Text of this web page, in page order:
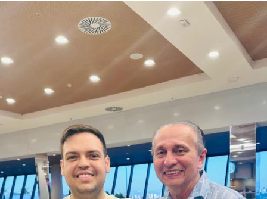
Mãe Su de Nanã (SP)
Renato Fonseca (PE)
Wesley Mendes (BA)
Mãe Bernadete de Oxóssi (BA)
Ariane Magalhães (RJ)
O PSOL afirma ser a favor da liberdade religiosa e
combate o racismo religioso. Segundo a sigla, entre seus
filiados, há pessoas que se candidataram em defesa da
causa, sendo esta uma iniciativa desenvolvida por esse